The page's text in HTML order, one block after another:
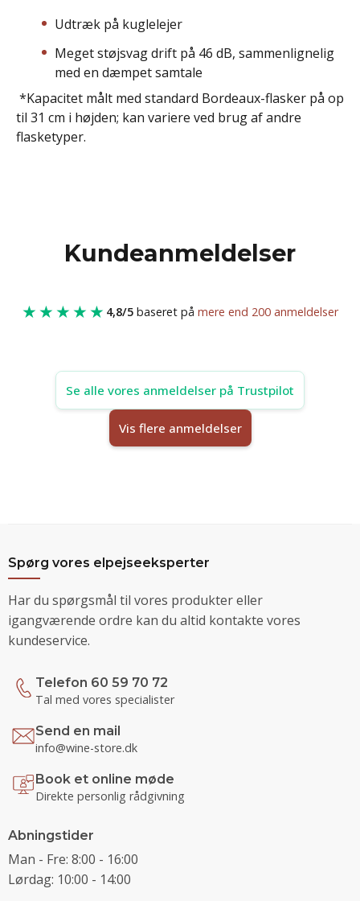
Udtræk på kuglelejer
Meget støjsvag drift på 46 dB, sammenlignelig
med en dæmpet samtale
*Kapacitet målt med standard Bordeaux-flasker på op
til 31 cm i højden; kan variere ved brug af andre
flasketyper.
Kundeanmeldelser
★★★★★ 4,8/5 baseret på mere end 200 anmeldelser
Se alle vores anmeldelser på Trustpilot
Vis flere anmeldelser
Spørg vores elpejseeksperter
Har du spørgsmål til vores produkter eller
igangværende ordre kan du altid kontakte vores
kundeservice.
Telefon 60 59 70 72
Tal med vores specialister
Send en mail
info@wine-store.dk
Book et online møde
Direkte personlig rådgivning
Abningstider
Man - Fre: 8:00 - 16:00
Lørdag: 10:00 - 14:00